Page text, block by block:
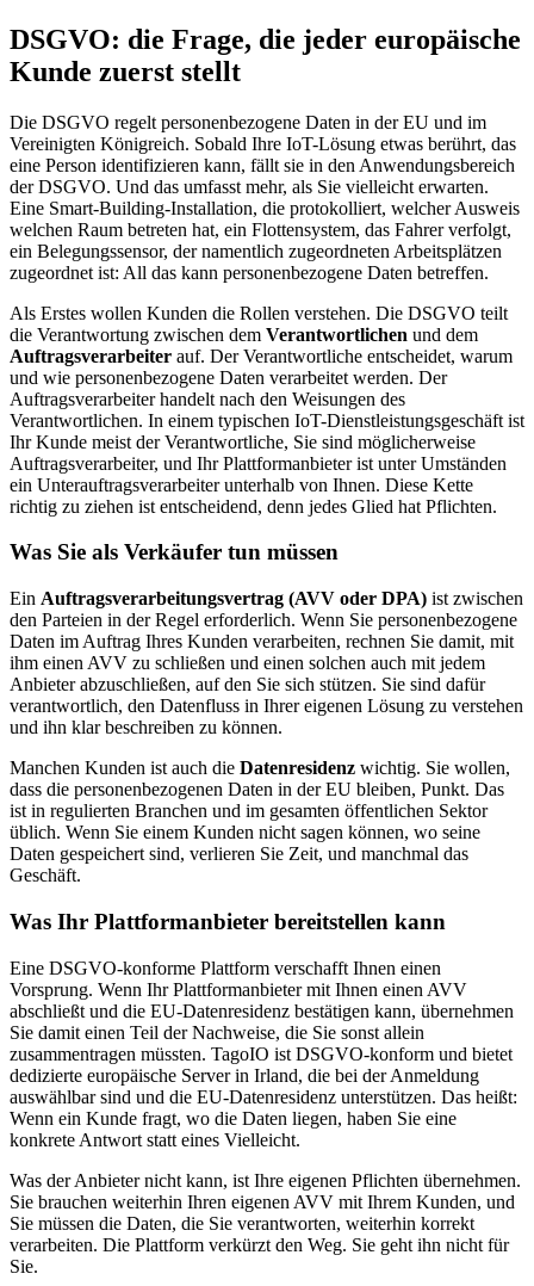
DSGVO: die Frage, die jeder europäische
Kunde zuerst stellt
Die DSGVO regelt personenbezogene Daten in der EU und im
Vereinigten Königreich. Sobald Ihre IoT-Lösung etwas berührt, das
eine Person identifizieren kann, fällt sie in den Anwendungsbereich
der DSGVO. Und das umfasst mehr, als Sie vielleicht erwarten.
Eine Smart-Building-Installation, die protokolliert, welcher Ausweis
welchen Raum betreten hat, ein Flottensystem, das Fahrer verfolgt,
ein Belegungssensor, der namentlich zugeordneten Arbeitsplätzen
zugeordnet ist: All das kann personenbezogene Daten betreffen.
Als Erstes wollen Kunden die Rollen verstehen. Die DSGVO teilt
die Verantwortung zwischen dem Verantwortlichen und dem
Auftragsverarbeiter auf. Der Verantwortliche entscheidet, warum
und wie personenbezogene Daten verarbeitet werden. Der
Auftragsverarbeiter handelt nach den Weisungen des
Verantwortlichen. In einem typischen IoT-Dienstleistungsgeschäft ist
Ihr Kunde meist der Verantwortliche, Sie sind möglicherweise
Auftragsverarbeiter, und Ihr Plattformanbieter ist unter Umständen
ein Unterauftragsverarbeiter unterhalb von Ihnen. Diese Kette
richtig zu ziehen ist entscheidend, denn jedes Glied hat Pflichten.
Was Sie als Verkäufer tun müssen
Ein Auftragsverarbeitungsvertrag (AVV oder DPA) ist zwischen
den Parteien in der Regel erforderlich. Wenn Sie personenbezogene
Daten im Auftrag Ihres Kunden verarbeiten, rechnen Sie damit, mit
ihm einen AVV zu schließen und einen solchen auch mit jedem
Anbieter abzuschließen, auf den Sie sich stützen. Sie sind dafür
verantwortlich, den Datenfluss in Ihrer eigenen Lösung zu verstehen
und ihn klar beschreiben zu können.
Manchen Kunden ist auch die Datenresidenz wichtig. Sie wollen,
dass die personenbezogenen Daten in der EU bleiben, Punkt. Das
ist in regulierten Branchen und im gesamten öffentlichen Sektor
üblich. Wenn Sie einem Kunden nicht sagen können, wo seine
Daten gespeichert sind, verlieren Sie Zeit, und manchmal das
Geschäft.
Was Ihr Plattformanbieter bereitstellen kann
Eine DSGVO-konforme Plattform verschafft Ihnen einen
Vorsprung. Wenn Ihr Plattformanbieter mit Ihnen einen AVV
abschließt und die EU-Datenresidenz bestätigen kann, übernehmen
Sie damit einen Teil der Nachweise, die Sie sonst allein
zusammentragen müssten. TagoIO ist DSGVO-konform und bietet
dedizierte europäische Server in Irland, die bei der Anmeldung
auswählbar sind und die EU-Datenresidenz unterstützen. Das heißt:
Wenn ein Kunde fragt, wo die Daten liegen, haben Sie eine
konkrete Antwort statt eines Vielleicht.
Was der Anbieter nicht kann, ist Ihre eigenen Pflichten übernehmen.
Sie brauchen weiterhin Ihren eigenen AVV mit Ihrem Kunden, und
Sie müssen die Daten, die Sie verantworten, weiterhin korrekt
verarbeiten. Die Plattform verkürzt den Weg. Sie geht ihn nicht für
Sie.